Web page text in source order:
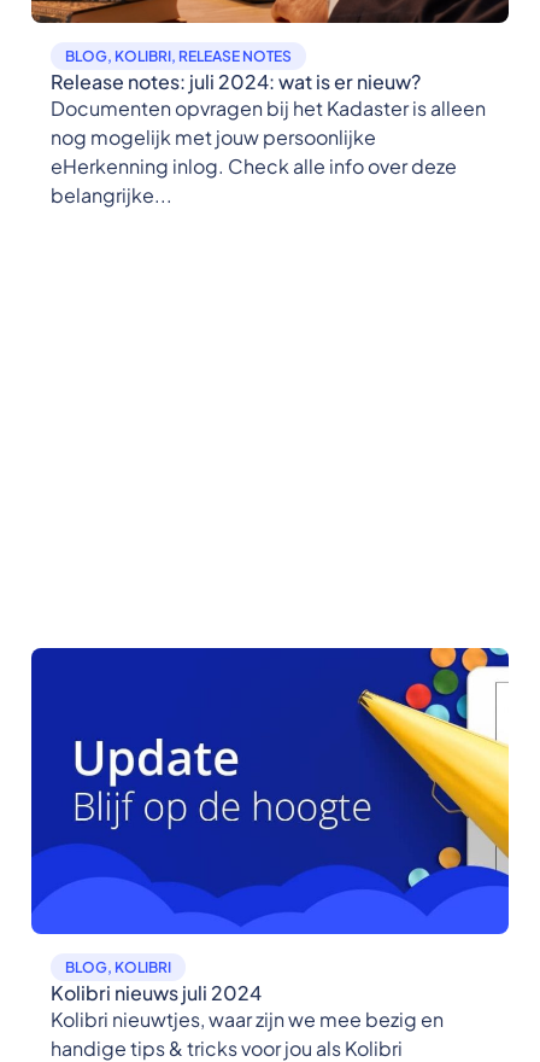
BLOG, KOLIBRI, RELEASE NOTES
Release notes: juli 2024: wat is er nieuw?
Documenten opvragen bij het Kadaster is alleen
nog mogelijk met jouw persoonlijke
eHerkenning inlog. Check alle info over deze
belangrijke...
BLOG, KOLIBRI
Kolibri nieuws juli 2024
Kolibri nieuwtjes, waar zijn we mee bezig en
handige tips & tricks voor jou als Kolibri